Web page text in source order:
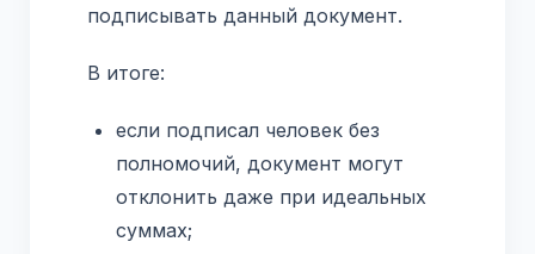
подписывать данный документ.
В итоге:
если подписал человек без
полномочий, документ могут
отклонить даже при идеальных
суммах;